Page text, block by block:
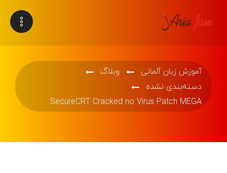
آموزش زبان آلمانی
وبلاگ
دسته‌بندی نشده
SecureCRT Cracked no Virus Patch MEGA